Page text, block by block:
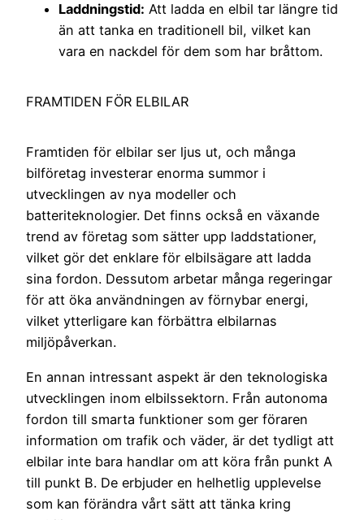
Laddningstid: Att ladda en elbil tar längre tid
än att tanka en traditionell bil, vilket kan
vara en nackdel för dem som har bråttom.
FRAMTIDEN FÖR ELBILAR
Framtiden för elbilar ser ljus ut, och många
bilföretag investerar enorma summor i
utvecklingen av nya modeller och
batteriteknologier. Det finns också en växande
trend av företag som sätter upp laddstationer,
vilket gör det enklare för elbilsägare att ladda
sina fordon. Dessutom arbetar många regeringar
för att öka användningen av förnybar energi,
vilket ytterligare kan förbättra elbilarnas
miljöpåverkan.
En annan intressant aspekt är den teknologiska
utvecklingen inom elbilssektorn. Från autonoma
fordon till smarta funktioner som ger föraren
information om trafik och väder, är det tydligt att
elbilar inte bara handlar om att köra från punkt A
till punkt B. De erbjuder en helhetlig upplevelse
som kan förändra vårt sätt att tänka kring